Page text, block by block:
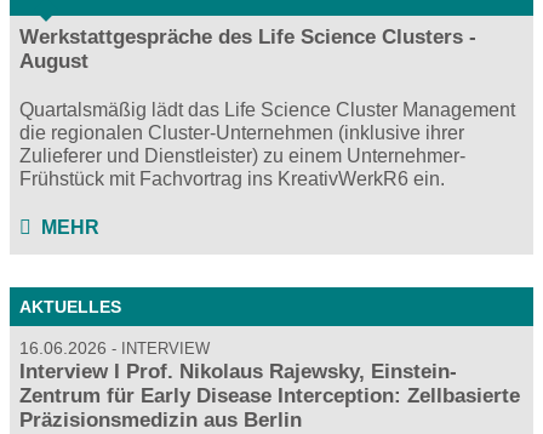
Werkstattgespräche des Life Science Clusters -
August
Quartalsmäßig lädt das Life Science Cluster Management
die regionalen Cluster-Unternehmen (inklusive ihrer
Zulieferer und Dienstleister) zu einem Unternehmer-
Frühstück mit Fachvortrag ins KreativWerkR6 ein.
MEHR
AKTUELLES
16.06.2026 INTERVIEW
Interview I Prof. Nikolaus Rajewsky, Einstein-
Zentrum für Early Disease Interception: Zellbasierte
Präzisionsmedizin aus Berlin